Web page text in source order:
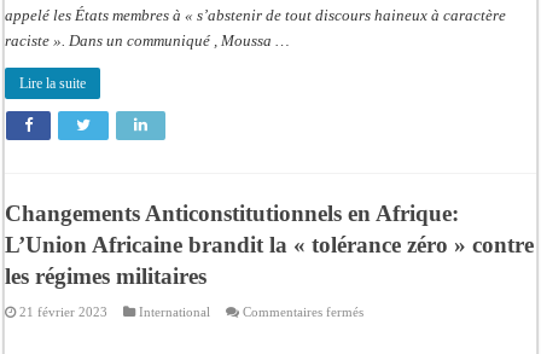
propos
appelé les États membres à « s’abstenir de tout discours haineux à caractère
raciste ». Dans un communiqué , Moussa …
Lire la suite
Changements Anticonstitutionnels en Afrique:
L’Union Africaine brandit la « tolérance zéro » contre
les régimes militaires
21 février 2023 International Commentaires ferméssur